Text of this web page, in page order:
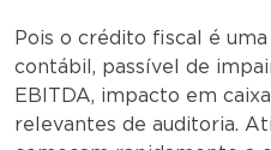
Pois o crédito fiscal é
contábil, passível de
EBITDA, impacto em
relevantes de auditoria.